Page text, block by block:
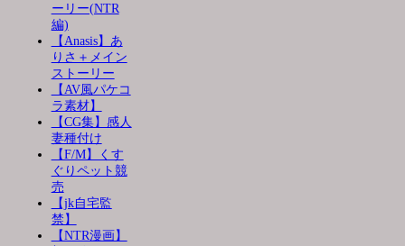
ーリー(NTR
編)
【Anasis】あ
りさ＋メイン
ストーリー
【AV風パケコ
ラ素材】
【CG集】感人
妻種付け
【F/M】くす
ぐりペット競
売
【jk自宅監
禁】
【NTR漫画】